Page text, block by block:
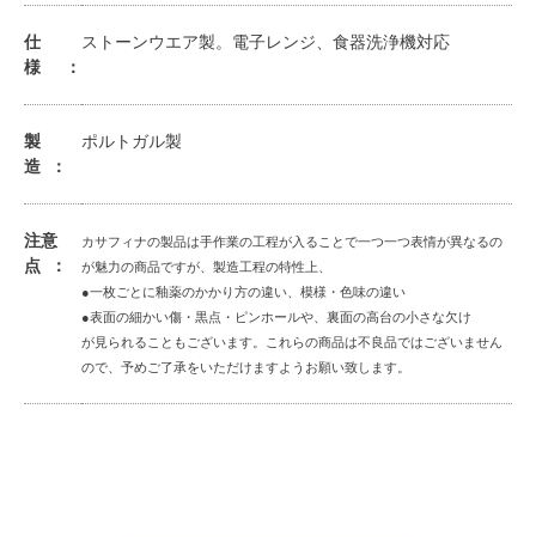
仕
様
ストーンウエア製。電子レンジ、食器洗浄機対応
製
造
ポルトガル製
注意
点
カサフィナの製品は手作業の工程が入ることで一つ一つ表情が異なるの
が魅力の商品ですが、製造工程の特性上、
●一枚ごとに釉薬のかかり方の違い、模様・色味の違い
●表面の細かい傷・黒点・ピンホールや、裏面の高台の小さな欠け
が見られることもございます。これらの商品は不良品ではございません
ので、予めご了承をいただけますようお願い致します。